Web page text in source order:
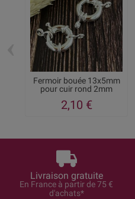
Fermoir bouée 13x5mm
pour cuir rond 2mm
2,10 €
Livraison gratuite
En France à partir de 75 €
d'achats*